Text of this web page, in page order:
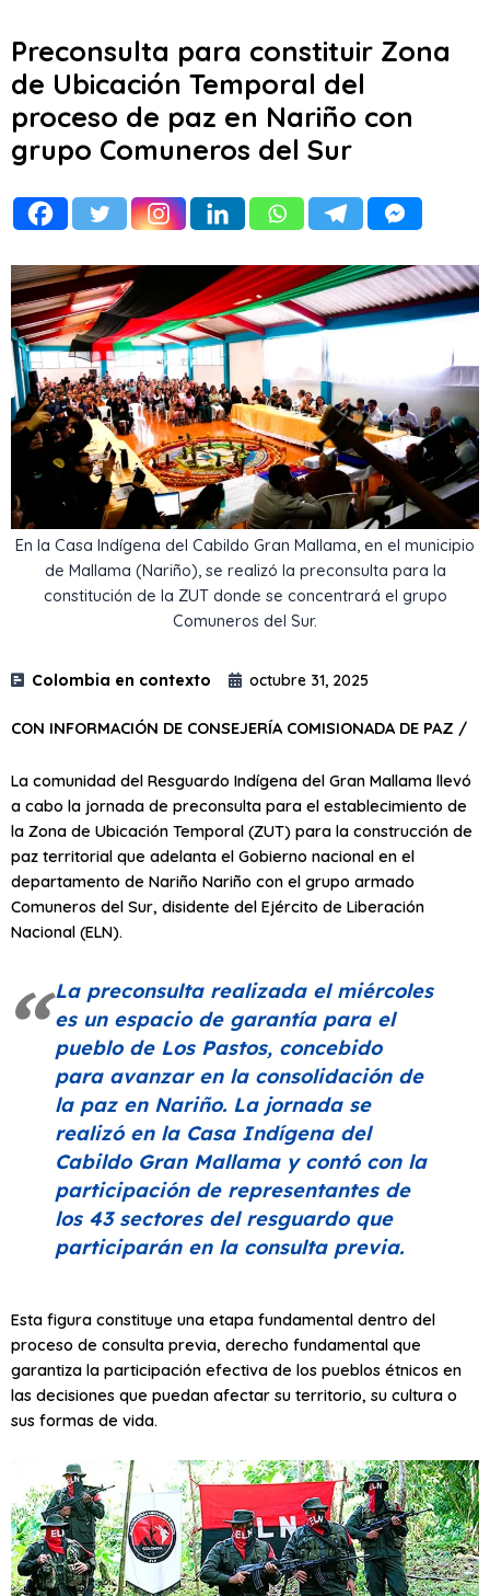
Preconsulta para constituir Zona
de Ubicación Temporal del
proceso de paz en Nariño con
grupo Comuneros del Sur
En la Casa Indígena del Cabildo Gran Mallama, en el municipio
de Mallama (Nariño), se realizó la preconsulta para la
constitución de la ZUT donde se concentrará el grupo
Comuneros del Sur.​​
Colombia en contexto octubre 31, 2025
CON INFORMACIÓN DE CONSEJERÍA COMISIONADA DE PAZ /
La comunidad del Resguardo Indígena del Gran Mallama llevó
a cabo la jornada de preconsulta para el establecimiento de
la Zona de Ubicación Temporal (ZUT) para la construcción de
paz territorial que adelanta el Gobierno nacional en el
departamento de Nariño Nariño con el grupo armado
Comuneros del Sur, disidente del Ejército de Liberación
Nacional (ELN).​
La preconsulta realizada el miércoles
es un espacio de garantía para el
pueblo de Los Pastos, concebido
para avanzar en la consolidación de
la paz en Nariño. La jornada se
realizó en la Casa Indígena del
Cabildo Gran Mallama y contó con la
participación de representantes de
los 43 sectores del resguardo que
participarán en la consulta previa.
Esta figura constituye una etapa fundamental dentro del
proceso de consulta previa, derecho fundamental que
garantiza la participación efectiva de los pueblos étnicos en
las decisiones que puedan afectar su territorio, su cultura o
sus formas de vida.